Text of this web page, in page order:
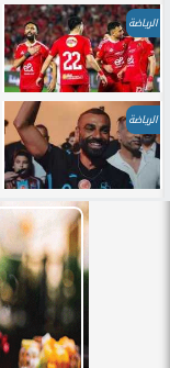
الرياضة
الرياضة